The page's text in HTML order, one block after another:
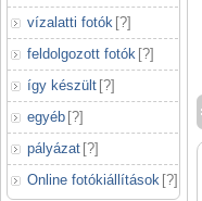
vízalatti fotók [?]
feldolgozott fotók [?]
így készült [?]
egyéb [?]
pályázat [?]
Online fotókiállítások [?]